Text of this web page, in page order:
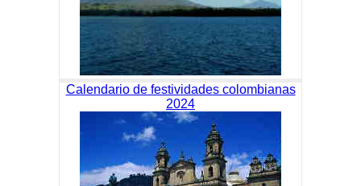
Calendario de festividades colombianas
2024